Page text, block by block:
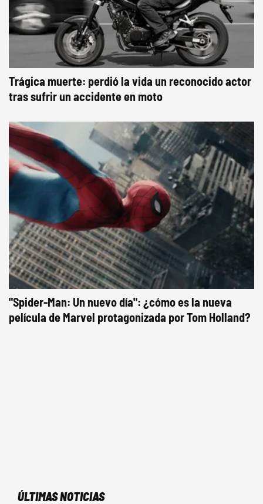
Trágica muerte: perdió la vida un reconocido actor
tras sufrir un accidente en moto
"Spider-Man: Un nuevo día": ¿cómo es la nueva
película de Marvel protagonizada por Tom Holland?
ÚLTIMAS NOTICIAS